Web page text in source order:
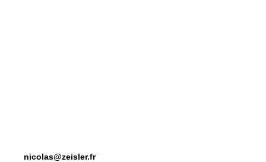
nicolas@zeisler.fr